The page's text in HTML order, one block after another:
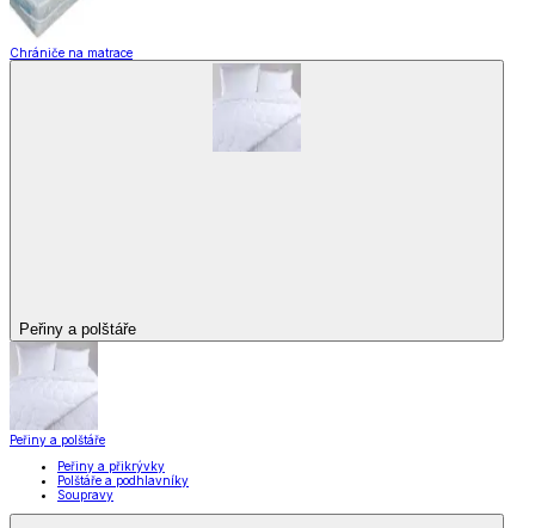
Chrániče na matrace
Peřiny a polštáře
Peřiny a polštáře
Peřiny a přikrývky
Polštáře a podhlavníky
Soupravy